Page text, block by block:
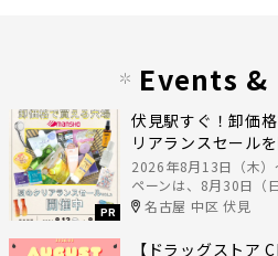
Events &
PR
伏見駅すぐ！卸価
リアランスセール
2026年8月13日（木
ペーンは、8月30日（
名古屋 中区 伏見
【ドラッグストア